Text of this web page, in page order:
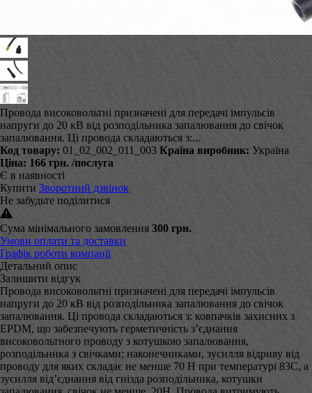
Провода високовольтні призначені для передачі імпульсів
напруги до 20 кВ від розподільника запалювання до свічок
запалювання. Ці провода складаються з:...
Код товару: 01_02_002_011_003 Країна виробник: Україна
Ціна: 166 грн. /послуга
Є в наявності
Купити Зворотний дзвінок
Не забудьте поділитися
Сума мінімального замовлення 300 грн.
Умови оплати та доставки
Графік роботи компанії
Детальний опис
Залишити відгук
Провода високовольтні призначені для передачі імпульсів
напруги до 20 кВ від розподільника запалювання до свічок
запалювання. Ці провода складаються з: ковпачків захисних з
EPDM, що забезпечують герметичність з’єднання
високовольтного проводу з котушкою запалювання,
розподільника з свічками; наконечниками, зусилля відриву від
проводу для яких складає не менше 70 Н при температурі 83С, а
зусилля від’єднання від гнізда розподільника, котушки